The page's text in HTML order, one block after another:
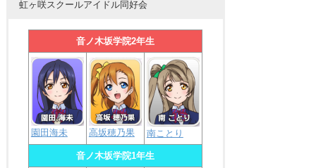
虹ヶ咲スクールアイドル同好会
音ノ木坂学院2年生
園田海未 高坂穂乃果 南ことり
音ノ木坂学院1年生